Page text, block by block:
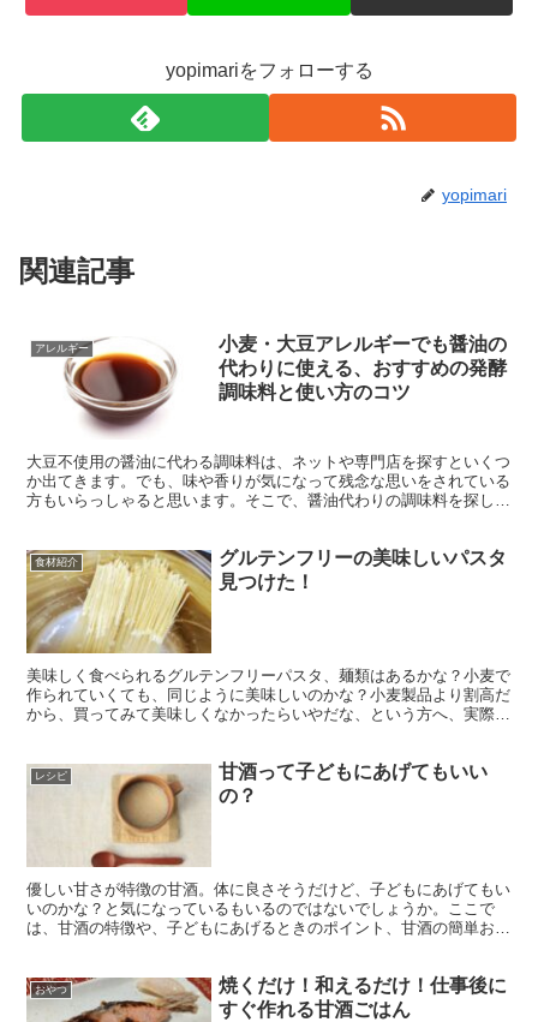
yopimariをフォローする
yopimari
関連記事
アレルギー
小麦・大豆アレルギーでも醤油の
代わりに使える、おすすめの発酵
調味料と使い方のコツ
大豆不使用の醤油に代わる調味料は、ネットや専門店を探すといくつ
か出てきます。でも、味や香りが気になって残念な思いをされている
方もいらっしゃると思います。そこで、醤油代わりの調味料を探して
食材紹介
グルテンフリーの美味しいパスタ
見つけた！
美味しく食べられるグルテンフリーパスタ、麺類はあるかな？小麦で
作られていくても、同じように美味しいのかな？小麦製品より割高だ
から、買ってみて美味しくなかったらいやだな、という方へ、実際に
レシピ
甘酒って子どもにあげてもいい
の？
優しい甘さが特徴の甘酒。体に良さそうだけど、子どもにあげてもい
いのかな？と気になっているもいるのではないでしょうか。ここで
は、甘酒の特徴や、子どもにあげるときのポイント、甘酒の簡単おか
おやつ
焼くだけ！和えるだけ！仕事後に
すぐ作れる甘酒ごはん